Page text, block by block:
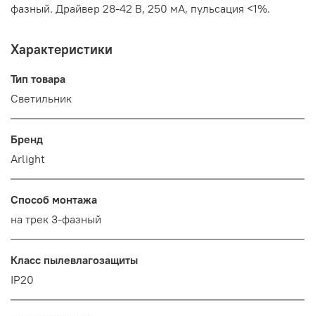
фазный. Драйвер 28-42 В, 250 мА, пульсация <1%.
Характеристики
Тип товара
Светильник
Бренд
Arlight
Способ монтажа
на трек 3-фазный
Класс пылевлагозащиты
IP20